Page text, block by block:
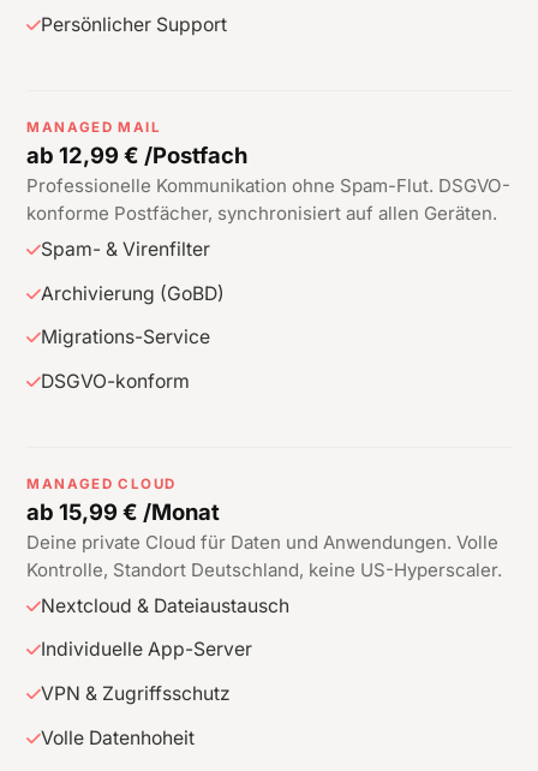
Persönlicher Support
MANAGED MAIL
ab 12,99 € /Postfach
Professionelle Kommunikation ohne Spam-Flut. DSGVO-
konforme Postfächer, synchronisiert auf allen Geräten.
Spam- & Virenfilter
Archivierung (GoBD)
Migrations-Service
DSGVO-konform
MANAGED CLOUD
ab 15,99 € /Monat
Deine private Cloud für Daten und Anwendungen. Volle
Kontrolle, Standort Deutschland, keine US-Hyperscaler.
Nextcloud & Dateiaustausch
Individuelle App-Server
VPN & Zugriffsschutz
Volle Datenhoheit